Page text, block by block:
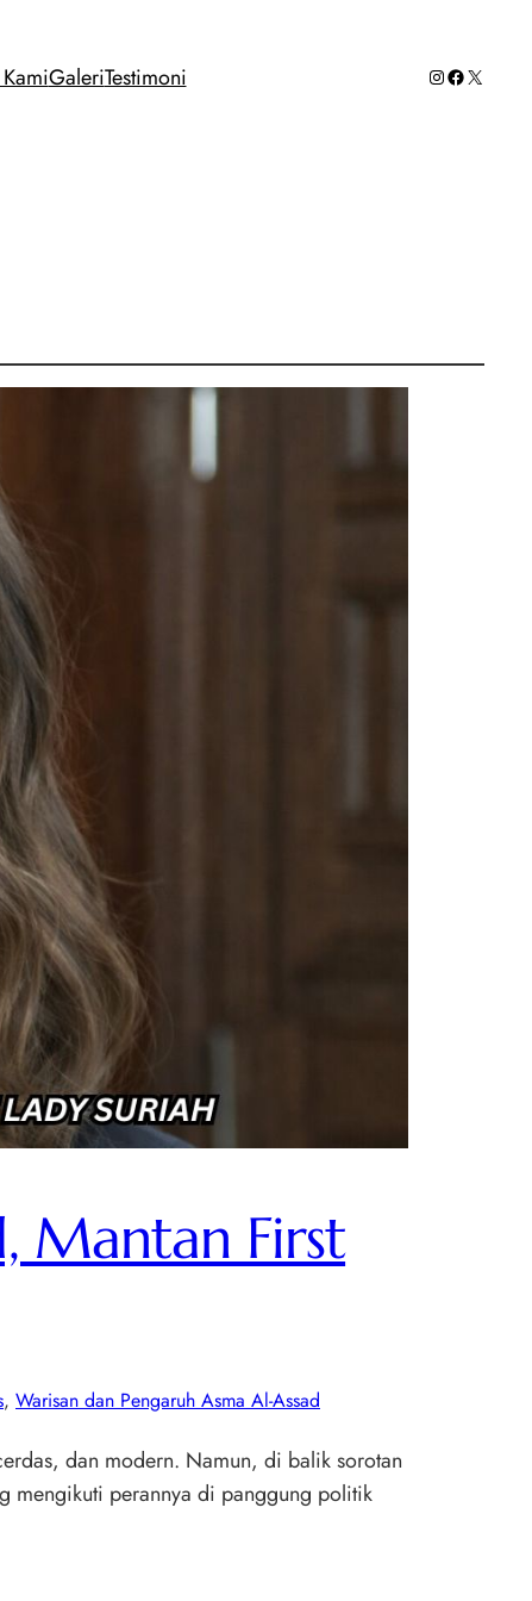
GaleriTestimoni Instagram
Facebook
X
Mantan First
, Warisan dan Pengaruh Asma Al-Assad
dan modern. Namun, di balik sorotan
mengikuti perannya di panggung politik